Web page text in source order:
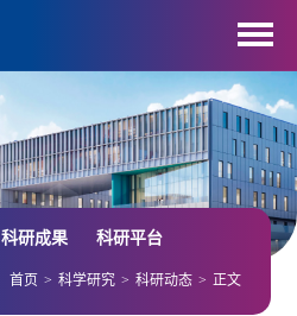
科研成果 科研平台
首页 > 科学研究 > 科研动态 > 正文